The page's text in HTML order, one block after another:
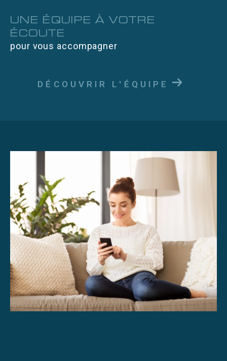
UNE ÉQUIPE À VOTRE
ÉCOUTE
pour vous accompagner
DÉCOUVRIR L'ÉQUIPE